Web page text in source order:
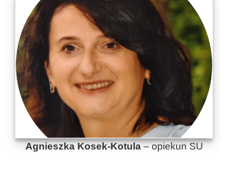
Agnieszka Kosek-Kotula– opiekun SU